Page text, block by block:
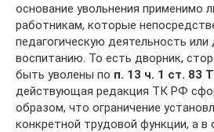
основание увольнения применимо
работникам, которые
педагогическую деятельность или
воспитанию. То есть дворник,
быть уволены по п. 13 ч. 1 ст. 83
действующая редакция ТК РФ
образом, что ограничение
конкретной трудовой функции, а